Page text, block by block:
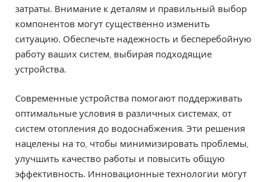
затраты. Внимание к деталям и правильный выбор
компонентов могут существенно изменить
ситуацию. Обеспечьте надежность и бесперебойную
работу ваших систем, выбирая подходящие
устройства.
Современные устройства помогают поддерживать
оптимальные условия в различных системах, от
систем отопления до водоснабжения. Эти решения
нацелены на то, чтобы минимизировать проблемы,
улучшить качество работы и повысить общую
эффективность. Инновационные технологии могут